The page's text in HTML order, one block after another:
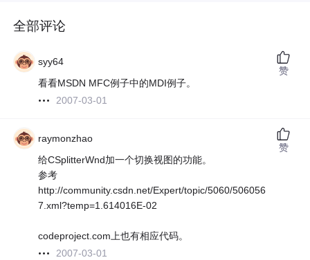
全部评论
syy64
看看MSDN MFC例子中的MDI例子。
2007-03-01
赞
raymonzhao
给CSplitterWnd加一个切换视图的功能。
参考
http://community.csdn.net/Expert/topic/5060/506056
7.xml?temp=1.614016E-02
codeproject.com上也有相应代码。
2007-03-01
赞